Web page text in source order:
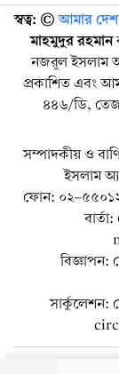
স্বত্ব: ©️ আমার দেশ
মাহমুদুর রহমান
নজরুল ইসলাম
প্রকাশিত এবং
৪৪৬/ডি,
সম্পাদকীয় ও
ইসলাম
ফোন: ০২-